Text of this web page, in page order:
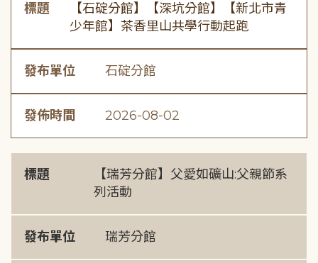
標題
【石碇分館】【深坑分館】【新北市青
少年館】茶香里山共學行動起跑
發布單位 石碇分館
發佈時間 2026-08-02
標題
【瑞芳分館】父愛如礦山:父親節系
列活動
發布單位 瑞芳分館